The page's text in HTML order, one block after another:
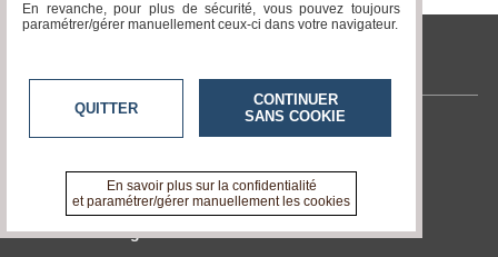
Blogs
Prémium
annuaire
Accès
tvlocale.fr
Contactez-nous
A propos de tvlocale.fr
Devenir délégué
En revanche, pour plus de sécurité, vous pouvez toujours
paramétrer/gérer manuellement ceux-ci dans votre navigateur.
QUITTER
CONTINUER
SANS COOKIE
En savoir plus sur la confidentialité
et paramétrer/gérer manuellement les cookies